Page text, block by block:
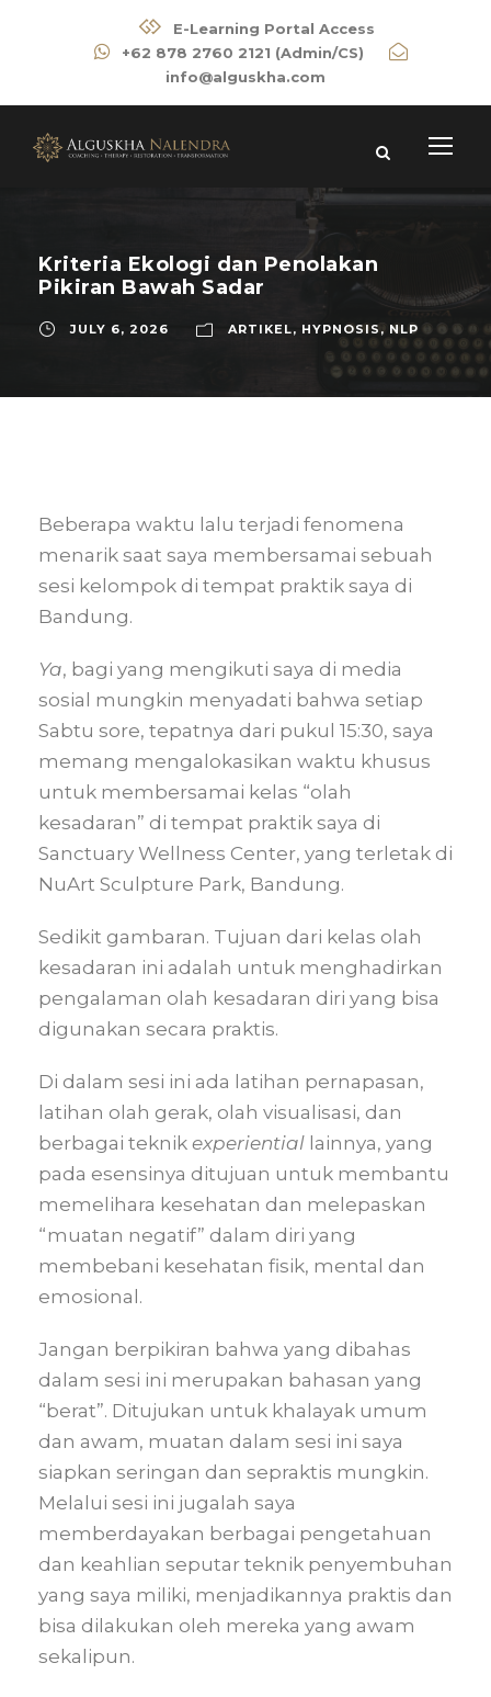
E-Learning Portal Access
+62 878 2760 2121 (Admin/CS)
info@alguskha.com
Kriteria Ekologi dan Penolakan
Pikiran Bawah Sadar
JULY 6, 2026 ARTIKEL, HYPNOSIS , NLP
Beberapa waktu lalu terjadi fenomena
menarik saat saya membersamai sebuah
sesi kelompok di tempat praktik saya di
Bandung.
Ya, bagi yang mengikuti saya di media
sosial mungkin menyadati bahwa setiap
Sabtu sore, tepatnya dari pukul 15:30, saya
memang mengalokasikan waktu khusus
untuk membersamai kelas “olah
kesadaran” di tempat praktik saya di
Sanctuary Wellness Center, yang terletak di
NuArt Sculpture Park, Bandung.
Sedikit gambaran. Tujuan dari kelas olah
kesadaran ini adalah untuk menghadirkan
pengalaman olah kesadaran diri yang bisa
digunakan secara praktis.
Di dalam sesi ini ada latihan pernapasan,
latihan olah gerak, olah visualisasi, dan
berbagai teknik experiential lainnya, yang
pada esensinya ditujuan untuk membantu
memelihara kesehatan dan melepaskan
“muatan negatif” dalam diri yang
membebani kesehatan fisik, mental dan
emosional.
Jangan berpikiran bahwa yang dibahas
dalam sesi ini merupakan bahasan yang
“berat”. Ditujukan untuk khalayak umum
dan awam, muatan dalam sesi ini saya
siapkan seringan dan sepraktis mungkin.
Melalui sesi ini jugalah saya
memberdayakan berbagai pengetahuan
dan keahlian seputar teknik penyembuhan
yang saya miliki, menjadikannya praktis dan
bisa dilakukan oleh mereka yang awam
sekalipun.